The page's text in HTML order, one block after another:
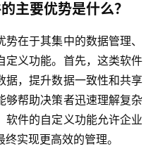
主要优势是什么？
在于其集中的数据管理、
定义功能。首先，这类软件
据，提升数据一致性和共享
够帮助决策者迅速理解复杂
软件的自定义功能允许企业
实现更高效的管理。